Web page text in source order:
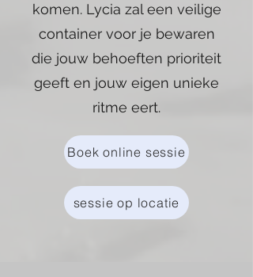
komen. Lycia zal een veilige
container voor je bewaren
die jouw behoeften prioriteit
geeft en jouw eigen unieke
ritme eert.
Boek online sessie
sessie op locatie